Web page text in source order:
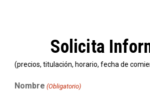
Solicita
(precios, titulación, horario, fecha de
Nombre (Obligatorio)